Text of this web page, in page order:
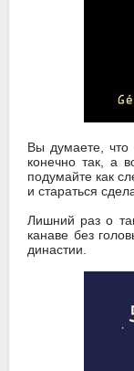
Вы думаете, что
конечно так, а
подумайте как
и стараться
Лишний раз о
канаве без
династии.